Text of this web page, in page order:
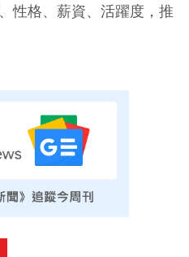
性格、薪資、活躍度，推